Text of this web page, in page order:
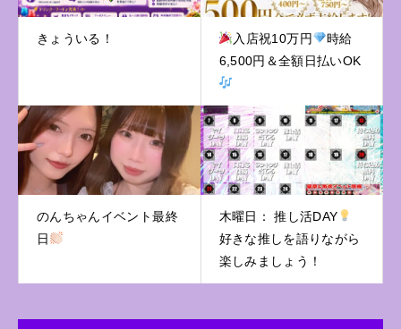
きょういる！ 入店祝10万円
時給
6,500円＆全額日払いOK
のんちゃんイベント最終
日
木曜日： 推し活DAY
好きな推しを語りながら
楽しみましょう！